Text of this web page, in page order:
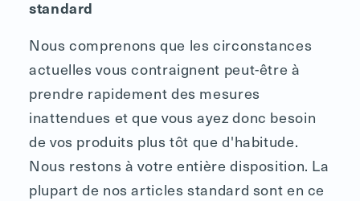
standard
Nous comprenons que les circonstances
actuelles vous contraignent peut-être à
prendre rapidement des mesures
inattendues et que vous ayez donc besoin
de vos produits plus tôt que d'habitude.
Nous restons à votre entière disposition. La
plupart de nos articles standard sont en ce